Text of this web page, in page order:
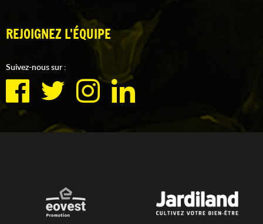
REJOIGNEZ L'ÉQUIPE
Suivez-nous sur :